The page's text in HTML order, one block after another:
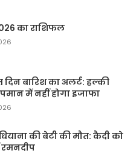
का राशिफल
बारिश का अलर्ट: हल्की
में नहीं होगा इजाफा
की बेटी की माैत: कैदी को
रमनदीप